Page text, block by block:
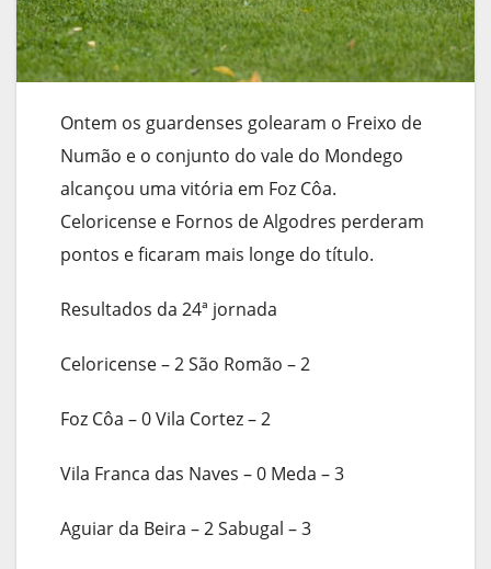
Ontem os guardenses golearam o Freixo de
Numão e o conjunto do vale do Mondego
alcançou uma vitória em Foz Côa.
Celoricense e Fornos de Algodres perderam
pontos e ficaram mais longe do título.
Resultados da 24ª jornada
Celoricense – 2 São Romão – 2
Foz Côa – 0 Vila Cortez – 2
Vila Franca das Naves – 0 Meda – 3
Aguiar da Beira – 2 Sabugal – 3